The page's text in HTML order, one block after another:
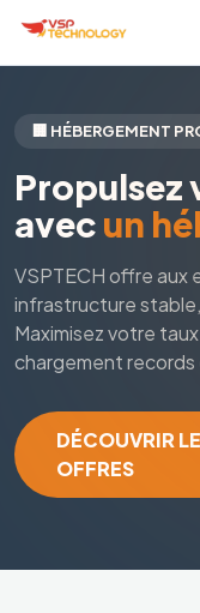
🏢 HÉBERGEMENT
Propulsez
avecun
VSPTECH offre aux
infrastructure
Maximisez votre
chargement
DÉCOUVRIR
OFFRES